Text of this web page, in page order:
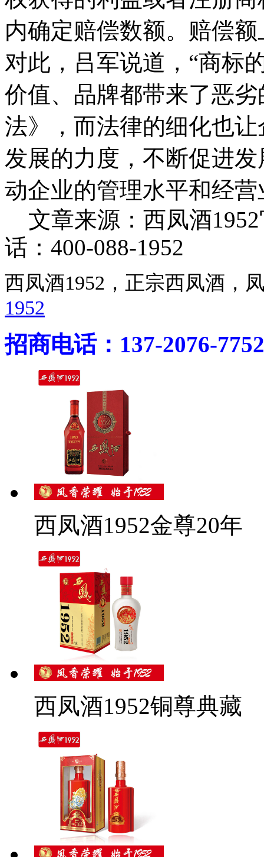
内确定赔偿数额。赔偿
对此，吕军说道，“商标
价值、品牌都带来了恶
法》，而法律的细化也
发展的力度，不断促进
动企业的管理水平和经
文章来源：西凤酒
话：400-088-1952
西凤酒1952，正宗西凤酒
1952
招商电话：137-2076-7752
西凤酒1952金尊20年
西凤酒1952铜尊典藏